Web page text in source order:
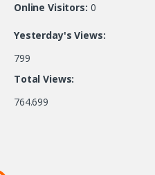
Online Visitors: 0
Yesterday's Views:
799
Total Views:
764.699